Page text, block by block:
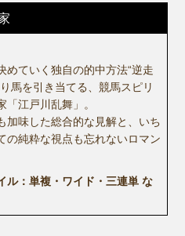
めていく独自の的中方法“逆走
馬を引き当てる、競馬スピリ
「江戸川乱舞」。
加味した総合的な見解と、いち
の純粋な視点も忘れないロマン
ル：単複・ワイド・三連単 な